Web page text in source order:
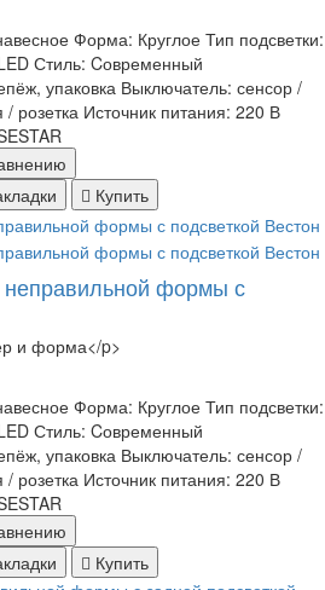
Форма: Круглое Тип подсветки:
Стиль: Cовременный
упаковка Выключатель: сенсор /
розетка Источник питания: 220 В
Купить
неправильной формы с
и форма</p>
Форма: Круглое Тип подсветки:
Стиль: Cовременный
упаковка Выключатель: сенсор /
розетка Источник питания: 220 В
Купить